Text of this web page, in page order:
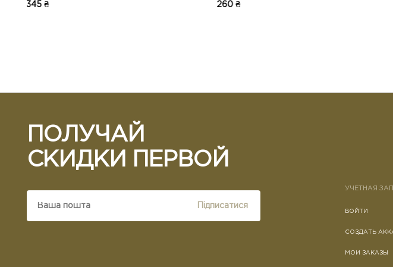
260 ₴ 205 ₴
ПОЛУЧАЙ
СКИДКИ ПЕРВОЙ
Підписатися
УЧЕТНАЯ
ВОЙТИ
СОЗДАТЬ
МОИ ЗАКАЗЫ